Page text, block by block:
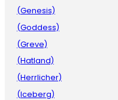
(Genesis)
(Goddess)
(Greve)
(Hatland)
(Herrlicher)
(Iceberg)